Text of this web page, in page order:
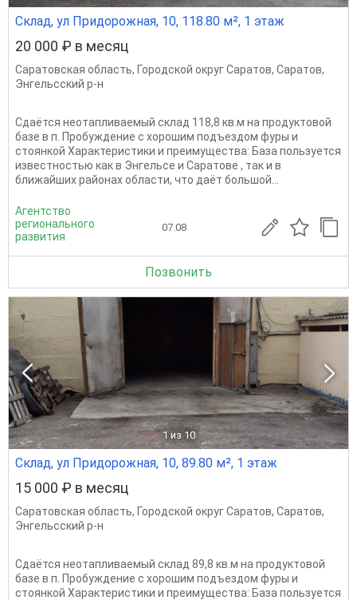
Склад, ул Придорожная, 10, 118.80 м², 1 этаж
20 000 ₽ в месяц
Саратовская область, Городской округ Саратов, Саратов,
Энгельсский р-н
Сдаётся неотапливаемый склад 118,8 кв.м на продуктовой
базе в п. Пробуждение с хорошим подъездом фуры и
стоянкой Характеристики и преимущества: База пользуется
известностью как в Энгельсе и Саратове , так и в
ближайших районах области, что даёт большой...
Агентство
регионального
развития
07.08
Позвонить
1 из 10
Склад, ул Придорожная, 10, 89.80 м², 1 этаж
15 000 ₽ в месяц
Саратовская область, Городской округ Саратов, Саратов,
Энгельсский р-н
Сдаётся неотапливаемый склад 89,8 кв.м на продуктовой
базе в п. Пробуждение с хорошим подъездом фуры и
стоянкой Характеристики и преимущества: База пользуется